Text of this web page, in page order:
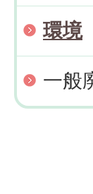
環境
一般